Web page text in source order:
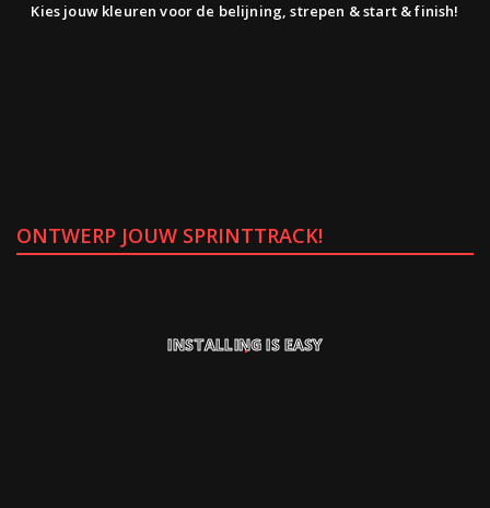
Kies jouw kleuren voor de belijning, strepen & start & finish!
ONTWERP JOUW SPRINTTRACK!
INSTALLING IS EASY